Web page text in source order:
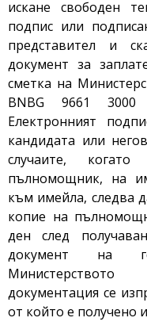
искане свободен
подпис или
представител и
документ за
сметка на
BNBG 9661 3000
Електронният
кандидата или
случаите,
пълномощник, на
към имейла, следва
копие на
ден след
документ на
документация се
от който е получено